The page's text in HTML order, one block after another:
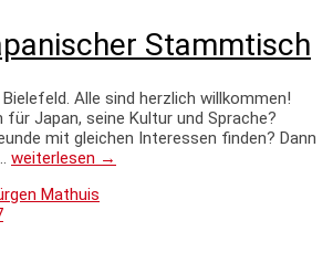
Stammtisch
Alle sind herzlich willkommen!
für Japan, seine Kultur und Sprache?
mit gleichen Interessen finden? Dann
weiterlesen →
Mathuis